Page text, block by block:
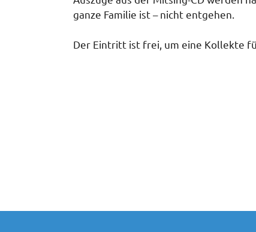
ganze Familie ist – nicht entgehen.
Der Eintritt ist frei, um eine Kollekte